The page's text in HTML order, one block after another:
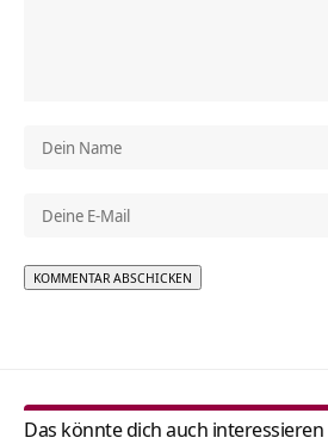
Das könnte dich auch interessieren